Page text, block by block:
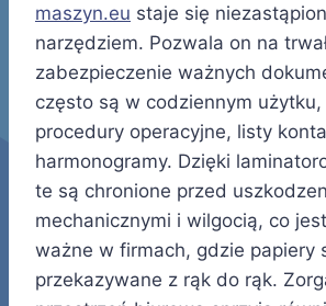
maszyn.eu staje się
narzędziem. Pozwala on na
zabezpieczenie ważnych
często są w codziennym
procedury operacyjne, listy
harmonogramy. Dzięki
te są chronione przed
mechanicznymi i wilgocią, co
ważne w firmach, gdzie papiery
przekazywane z rąk do rąk.